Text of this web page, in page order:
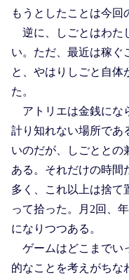
もうとしたことは今回
逆に、しごとはわた
い。ただ、最近は稼ぐ
と、やはりしごと自体
た。
アトリエは金銭にな
計り知れない場所であ
いのだが、しごととの
ある。それだけの時間
多く、これ以上は捨て
って拾った。月2回、
になりつつある。
ゲームはどこまでい
的なことを考えがちな